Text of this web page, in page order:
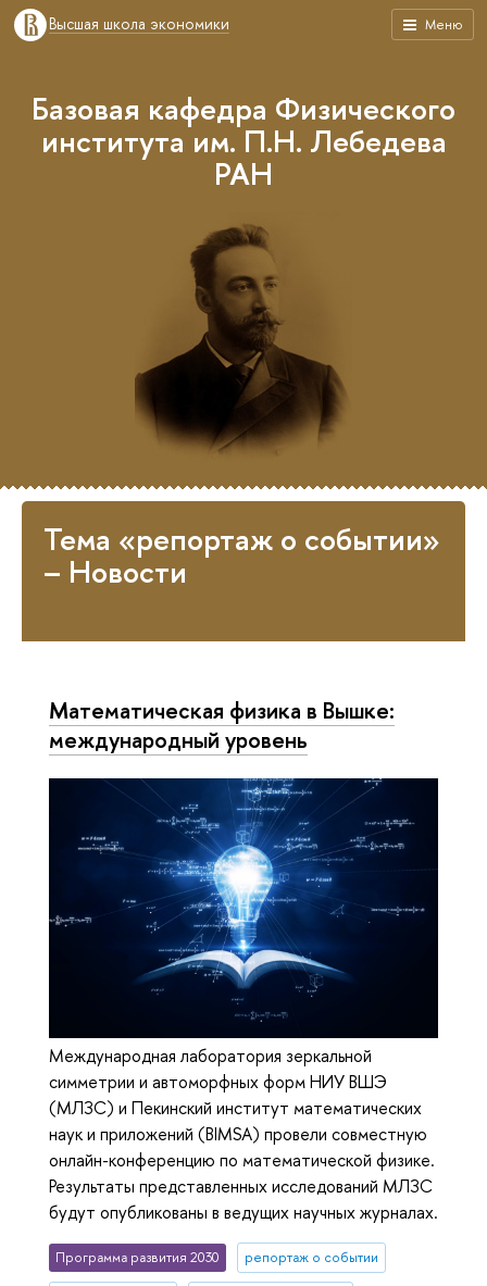
Меню
Высшая школа экономики
Базовая кафедра Физического
института им. П.Н. Лебедева
РАН
Тема «репортаж о событии»
– Новости
Математическая физика в Вышке:
международный уровень
Международная лаборатория зеркальной
симметрии и автоморфных форм НИУ ВШЭ
(МЛЗС) и Пекинский институт математических
наук и приложений (BIMSA) провели совместную
онлайн-конференцию по математической физике.
Результаты представленных исследований МЛЗС
будут опубликованы в ведущих научных журналах.
Программа развития 2030 репортаж о событии